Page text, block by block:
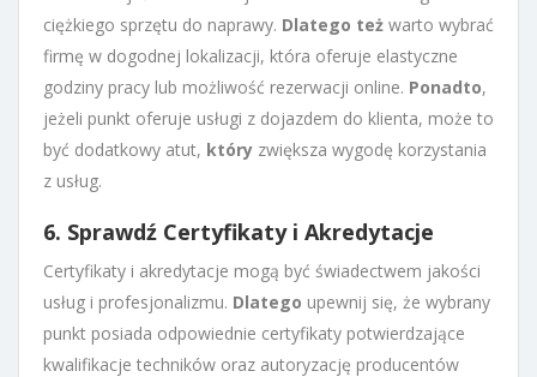
ciężkiego sprzętu do naprawy. Dlatego też warto wybrać
firmę w dogodnej lokalizacji, która oferuje elastyczne
godziny pracy lub możliwość rezerwacji online. Ponadto,
jeżeli punkt oferuje usługi z dojazdem do klienta, może to
być dodatkowy atut, który zwiększa wygodę korzystania
z usług.
6. Sprawdź Certyfikaty i Akredytacje
Certyfikaty i akredytacje mogą być świadectwem jakości
usług i profesjonalizmu. Dlatego upewnij się, że wybrany
punkt posiada odpowiednie certyfikaty potwierdzające
kwalifikacje techników oraz autoryzację producentów